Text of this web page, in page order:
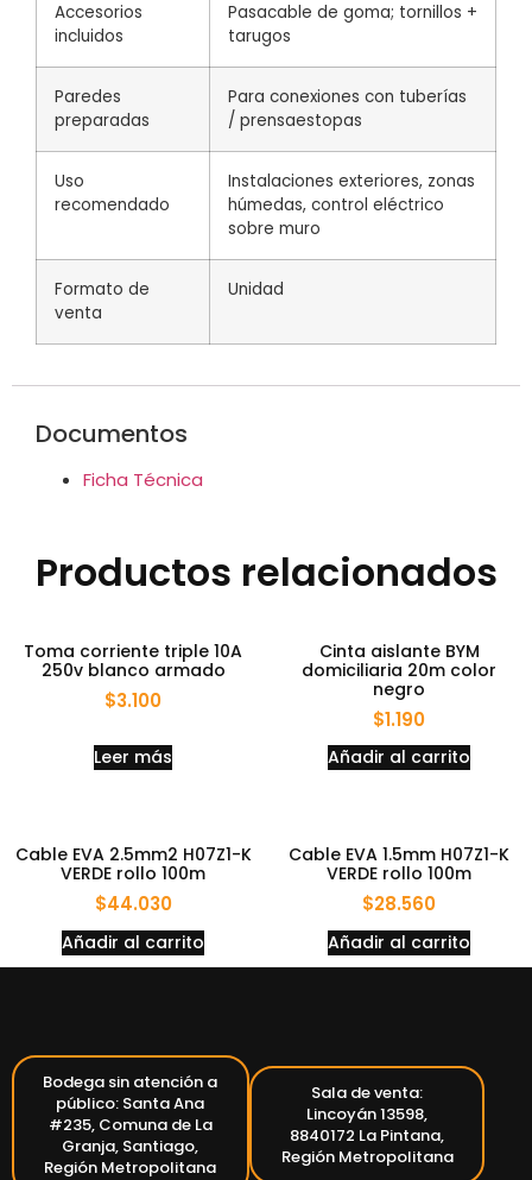
Accesorios
incluidos
Pasacable de goma; tornillos +
tarugos
Paredes
preparadas
Para conexiones con tuberías
/ prensaestopas
Uso
recomendado
Instalaciones exteriores, zonas
húmedas, control eléctrico
sobre muro
Formato de
venta
Unidad
Documentos
Ficha Técnica
Productos relacionados
Toma corriente triple 10A
250v blanco armado
$3.100
Leer más
Cinta aislante BYM
domiciliaria 20m color
negro
$1.190
Añadir al carrito
Cable EVA 2.5mm2 H07Z1-K
VERDE rollo 100m
$44.030
Añadir al carrito
Cable EVA 1.5mm H07Z1-K
VERDE rollo 100m
$28.560
Añadir al carrito
Bodega sin atención a
público: Santa Ana
#235, Comuna de La
Granja, Santiago,
Región Metropolitana
Sala de venta:
Lincoyán 13598,
8840172 La Pintana,
Región Metropolitana